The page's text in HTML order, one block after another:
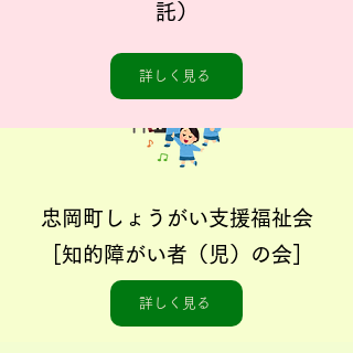
各種福祉団体
忠岡町しょうがい支援福祉会
［知的障がい者（児）の会］
詳しく見る
託）
詳しく見る